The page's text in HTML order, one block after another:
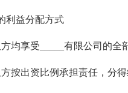
利益分配方式
均享受_____有限公司的全
按出资比例承担责任，分得